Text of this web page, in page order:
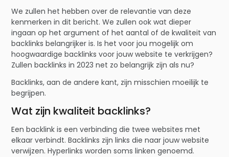
We zullen het hebben over de relevantie van deze
kenmerken in dit bericht. We zullen ook wat dieper
ingaan op het argument of het aantal of de kwaliteit van
backlinks belangrijker is. Is het voor jou mogelijk om
hoogwaardige backlinks voor jouw website te verkrijgen?
Zullen backlinks in 2023 net zo belangrijk zijn als nu?
Backlinks, aan de andere kant, zijn misschien moeilijk te
begrijpen.
Wat zijn kwaliteit backlinks?
Een backlink is een verbinding die twee websites met
elkaar verbindt. Backlinks zijn links die naar jouw website
verwijzen. Hyperlinks worden soms linken genoemd.